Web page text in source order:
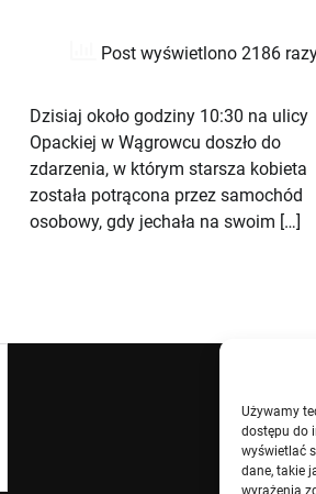
Używamy
dostępu do
wyświetlać
dane, takie
wyrażenia
Post wyświetlono 2186
Dzisiaj około godziny 10:30 na ulicy
Opackiej w Wągrowcu doszło do
zdarzenia, w którym starsza kobieta
została potrącona przez samochód
osobowy, gdy jechała na swoim […]